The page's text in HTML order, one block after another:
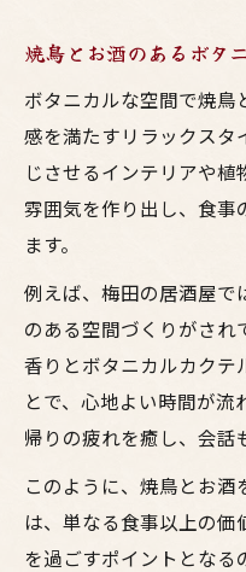
焼鳥とお酒のあるボタ
ボタニカルな空間で焼鳥
感を満たすリラックスタ
じさせるインテリアや
雰囲気を作り出し、食事
ます。
例えば、梅田の居酒屋で
のある空間づくりがされ
香りとボタニカルカクテ
とで、心地よい時間が流
帰りの疲れを癒し、会話
このように、焼鳥とお酒
は、単なる食事以上の価
を過ごすポイントとなる